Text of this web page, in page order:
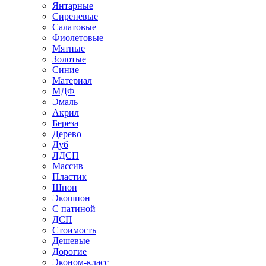
Янтарные
Сиреневые
Салатовые
Фиолетовые
Мятные
Золотые
Синие
Материал
МДФ
Эмаль
Акрил
Береза
Дерево
Дуб
ЛДСП
Массив
Пластик
Шпон
Экошпон
С патиной
ДСП
Стоимость
Дешевые
Дорогие
Эконом-класс